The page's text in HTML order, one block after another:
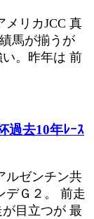
リカJCC 真
馬が揃うが
。昨年は 前
過去10年ﾚｰｽ
ゼンチン共
デＧ２。 前走
目立つが 最